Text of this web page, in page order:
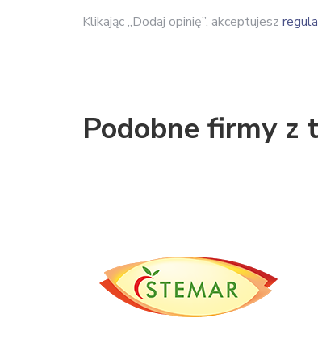
Klikając „Dodaj opinię”, akceptujesz
Podobne firmy z